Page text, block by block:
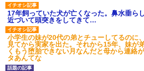
17年飼っていた犬が亡くなった。鼻水垂ら
近づいて頭突きをしてきて…
小学生の妹が20代の弟とチューしてるのに
見てから実家を出た。それから15年、妹が
くもう堕胎できない月なんだと母から連絡
タあんてな